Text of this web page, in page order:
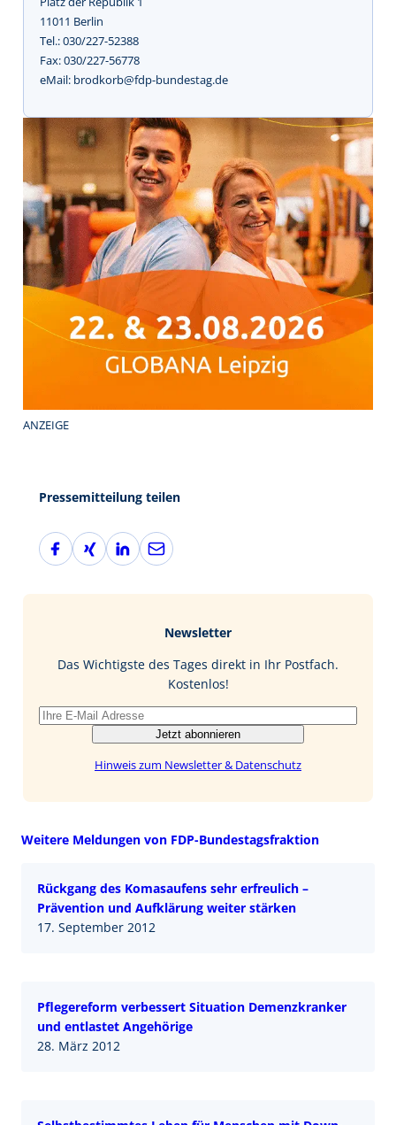
11011 Berlin
Tel.: 030/227-52388
Fax: 030/227-56778
eMail: brodkorb@fdp-bundestag.de
ANZEIGE
Pressemitteilung teilen
F
a
X
i
L
i
I
E
-
Newsletter
Das Wichtigste des Tages direkt in Ihr Postfach.
Kostenlos!
Jetzt abonnieren
Hinweis zum Newsletter & Datenschutz
Weitere Meldungen von FDP-Bundestagsfraktion
Rückgang des Komasaufens sehr erfreulich –
Prävention und Aufklärung weiter stärken
17. September 2012
Pflegereform verbessert Situation Demenzkranker
und entlastet Angehörige
28. März 2012